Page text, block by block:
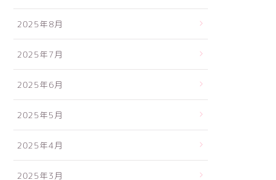
2025年8月
2025年7月
2025年6月
2025年5月
2025年4月
2025年3月